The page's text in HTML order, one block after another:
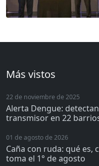
Más vistos
22 de noviembre de 2025
Alerta Dengue:
transmisor en 22
01 de agosto de 2026
Caña con ruda: qué es,
toma el 1° de agosto